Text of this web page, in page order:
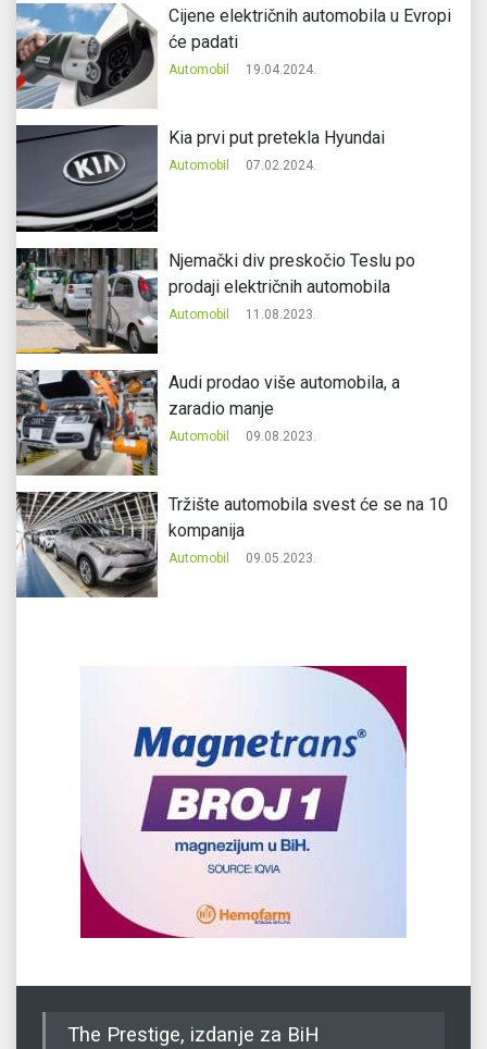
Cijene električnih automobila u Evropi
će padati
Automobil 19.04.2024.
Kia prvi put pretekla Hyundai
Automobil 07.02.2024.
Njemački div preskočio Teslu po
prodaji električnih automobila
Automobil 11.08.2023.
Audi prodao više automobila, a
zaradio manje
Automobil 09.08.2023.
Tržište automobila svest će se na 10
kompanija
Automobil 09.05.2023.
The Prestige, izdanje za BiH